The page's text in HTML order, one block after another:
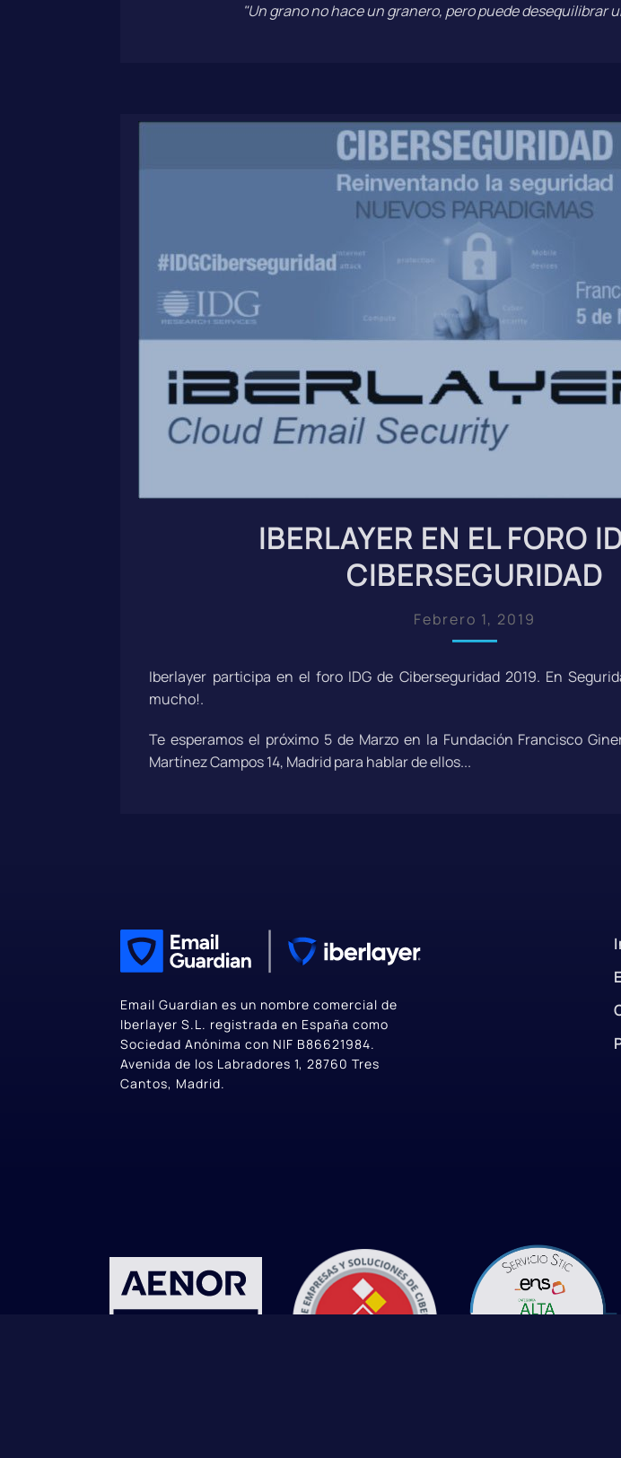
"Un grano no hace un granero, pero puede desequilibrar
IBERLAYER EN EL FORO
CIBERSEGURIDAD
Febrero 1, 2019
Iberlayer participa en el foro IDG de Ciberseguridad 2019. En
mucho!.
Te esperamos el próximo 5 de Marzo en la Fundación Francisco
Martínez Campos 14, Madrid para hablar de ellos...
Email Guardian es un nombre comercial de
Iberlayer S.L. registrada en España como
Sociedad Anónima con NIF B86621984.
Avenida de los Labradores 1, 28760 Tres
Cantos, Madrid.